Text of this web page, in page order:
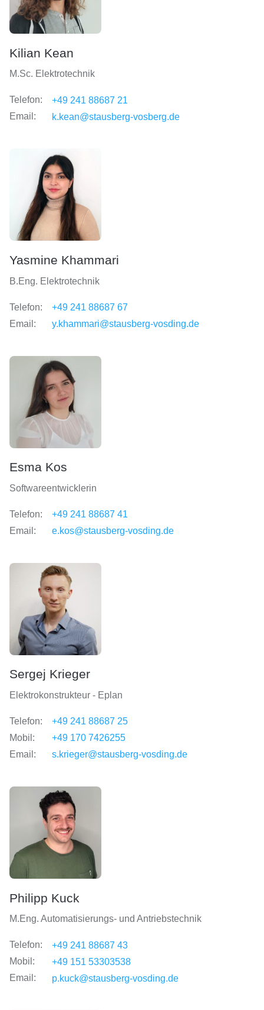
Kilian Kean
M.Sc. Elektrotechnik
Telefon:
+49 241 88687 21
Email:
k.kean@stausberg-vosberg.de
Yasmine Khammari
B.Eng. Elektrotechnik
Telefon:
+49 241 88687 67
Email:
y.khammari@stausberg-vosding.de
Esma Kos
Softwareentwicklerin
Telefon:
+49 241 88687 41
Email:
e.kos@stausberg-vosding.de
Sergej Krieger
Elektrokonstrukteur - Eplan
Telefon:
+49 241 88687 25
Mobil:
+49 170 7426255
Email:
s.krieger@stausberg-vosding.de
Philipp Kuck
M.Eng. Automatisierungs- und Antriebstechnik
Telefon:
+49 241 88687 43
Mobil:
+49 151 53303538
Email:
p.kuck@stausberg-vosding.de